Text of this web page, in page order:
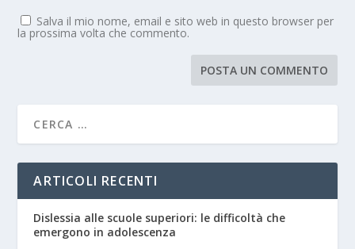
Salva il mio nome, email e sito web in questo browser per
la prossima volta che commento.
ARTICOLI RECENTI
Dislessia alle scuole superiori: le difficoltà che
emergono in adolescenza